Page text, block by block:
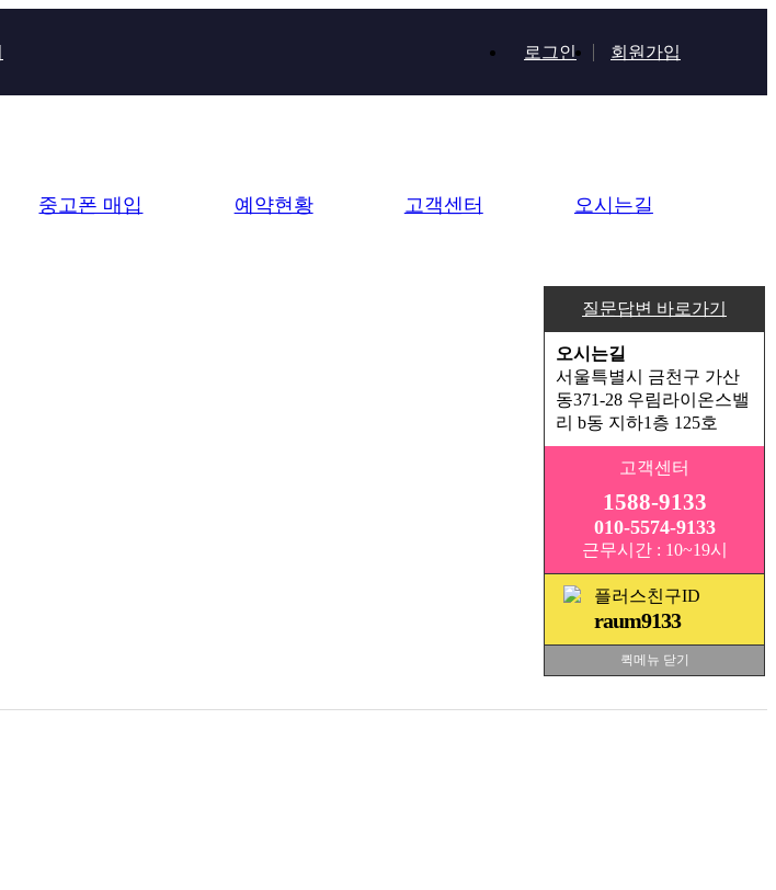
회원가입
로그인
중고폰 매입 예약현황 고객센터 오시는길
질문답변 바로가기
오시는길
서울특별시 금천구 가산
동371-28 우림라이온스밸
리 b동 지하1층 125호
고객센터
1588-9133
010-5574-9133
근무시간 : 10~19시
플러스친구ID
raum9133
퀵메뉴 닫기